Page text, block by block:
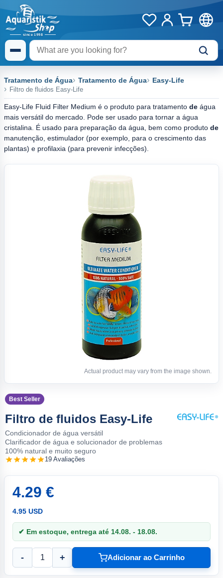
Tratamento de Água Tratamento de Água Easy-Life
Filtro de fluidos Easy-Life
Easy-Life Fluid Filter Medium é o produto para tratamento de água
mais versátil do mercado. Pode ser usado para tornar a água
cristalina. É usado para preparação da água, bem como produto de
manutenção, estimulador (por exemplo, para o crescimento das
plantas) e profilaxia (para prevenir infecções).
Actual product may vary from the image shown.
Best Seller
Filtro de fluidos Easy-Life
Condicionador de água versátil
Clarificador de água e solucionador de problemas
100% natural e muito seguro
19 Avaliações
4.29 €
4.95 USD
✔ Em estoque, entrega até 14.08. - 18.08.
- + Adicionar ao Carrinho